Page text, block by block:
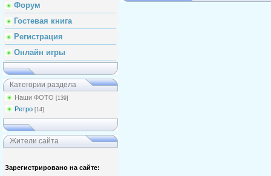
Форум
Гостевая книга
Регистрация
Онлайн игры
Категории раздела
Наши ФОТО [139]
Ретро [14]
Жители сайта
Зарегистрировано на сайте: